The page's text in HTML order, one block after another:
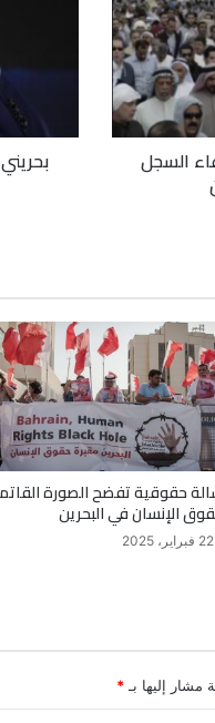
السجل
حقوقية تفضح الصورة
الإنسان في البحرين
22 فبراير، 2025
مشار إليها بـ *